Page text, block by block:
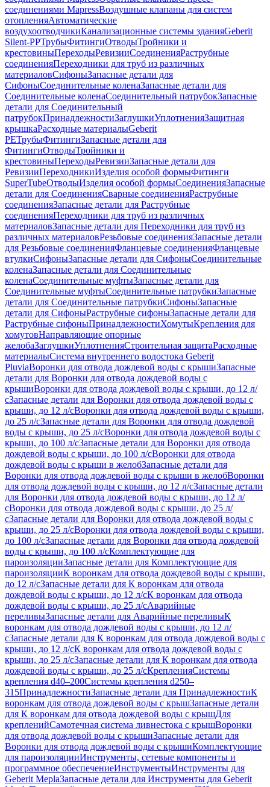
соединениями MapressВоздушные клапаны для систем
отопленияАвтоматические
воздухоотводчикиКанализационные системы зданияGeberit
Silent-PPТрубыФитингиОтводыТройники и
крестовиныПереходыРевизииСоединенияРаструбные
соединенияПереходники для труб из различных
материаловСифоныЗапасные детали для
СифоныСоединительные коленаЗапасные детали для
Соединительные коленаСоединительный патрубокЗапасные
детали для Соединительный
патрубокПринадлежностиЗаглушкиУплотненияЗащитная
крышкаРасходные материалыGeberit
PEТрубыФитингиЗапасные детали для
ФитингиОтводыТройники и
крестовиныПереходыРевизииЗапасные детали для
РевизииПереходникиИзделия особой формыФитинги
SuperTubeОтводыИзделия особой формыСоединенияЗапасные
детали для СоединенияСварные соединенияРаструбные
соединенияЗапасные детали для Раструбные
соединенияПереходники для труб из различных
материаловЗапасные детали для Переходники для труб из
различных материаловРезьбовые соединенияЗапасные детали
для Резьбовые соединенияФланцевые соединенияФланцевые
втулкиСифоныЗапасные детали для СифоныСоединительные
коленаЗапасные детали для Соединительные
коленаСоединительные муфтыЗапасные детали для
Соединительные муфтыСоединительные патрубкиЗапасные
детали для Соединительные патрубкиСифоныЗапасные
детали для СифоныРаструбные сифоныЗапасные детали для
Раструбные сифоныПринадлежностиХомутыКрепления для
хомутовНаправляющие опорные
желобаЗаглушкиУплотненияСтроительная защитаРасходные
материалыСистема внутреннего водостока Geberit
PluviaВоронки для отвода дождевой воды с крышиЗапасные
детали для Воронки для отвода дождевой воды с
крышиВоронки для отвода дождевой воды с крыши, до 12 л/
сЗапасные детали для Воронки для отвода дождевой воды с
крыши, до 12 л/сВоронки для отвода дождевой воды с крыши,
до 25 л/сЗапасные детали для Воронки для отвода дождевой
воды с крыши, до 25 л/сВоронки для отвода дождевой воды с
крыши, до 100 л/сЗапасные детали для Воронки для отвода
дождевой воды с крыши, до 100 л/сВоронки для отвода
дождевой воды с крыши в желобЗапасные детали для
Воронки для отвода дождевой воды с крыши в желобВоронки
для отвода дождевой воды с крыши, до 12 л/сЗапасные детали
для Воронки для отвода дождевой воды с крыши, до 12 л/
сВоронки для отвода дождевой воды с крыши, до 25 л/
сЗапасные детали для Воронки для отвода дождевой воды с
крыши, до 25 л/сВоронки для отвода дождевой воды с крыши,
до 100 л/сЗапасные детали для Воронки для отвода дождевой
воды с крыши, до 100 л/сКомплектующие для
пароизоляцииЗапасные детали для Комплектующие для
пароизоляцииК воронкам для отвода дождевой воды с крыши,
до 12 л/сЗапасные детали для К воронкам для отвода
дождевой воды с крыши, до 12 л/сК воронкам для отвода
дождевой воды с крыши, до 25 л/сАварийные
переливыЗапасные детали для Аварийные переливыК
воронкам для отвода дождевой воды с крыши, до 12 л/
сЗапасные детали для К воронкам для отвода дождевой воды с
крыши, до 12 л/сК воронкам для отвода дождевой воды с
крыши, до 25 л/сЗапасные детали для К воронкам для отвода
дождевой воды с крыши, до 25 л/сКрепленияСистемы
крепления d40–200Системы крепления d250–
315ПринадлежностиЗапасные детали для ПринадлежностиК
воронкам для отвода дождевой воды с крышЗапасные детали
для К воронкам для отвода дождевой воды с крышДля
крепленийСамотечная система ливнестока с крышВоронки
для отвода дождевой воды с крышиЗапасные детали для
Воронки для отвода дождевой воды с крышиКомплектующие
для пароизоляцииИнструменты, сетевые компоненты и
программное обеспечениеИнструментыИнструменты для
Geberit MeplaЗапасные детали для Инструменты для Geberit